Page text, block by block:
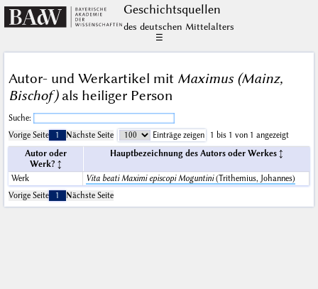
Geschichts­quellen
des deutschen Mittelalters
☰
Autor- und Werkartikel mit Maximus (Mainz,
Bischof)als heiliger Person
Suche:
Vorige Seite
1 Nächste Seite Einträge zeigen
1 bis 1 von 1 angezeigt
Autor oder
Werk?
Hauptbezeichnung des Autors oder Werkes
Werk Vita beati Maximi episcopi Moguntini(Trithemius, Johannes)
Vorige Seite
1 Nächste Seite